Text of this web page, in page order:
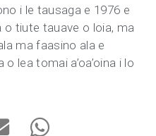
i le tausaga e 1976 e
tiute tauave o loia, ma
ma faasino ala e
lea tomai a’oa’oina i lo